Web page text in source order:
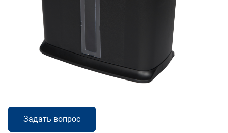
Усилить безопасность
Масштабировать торговлю
Наполнить офис
Задать вопрос